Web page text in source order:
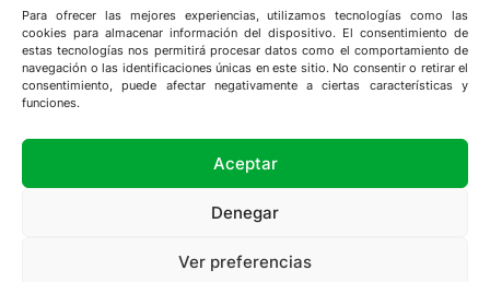
Para ofrecer las mejores experiencias, utilizamos tecnologías como las
cookies para almacenar información del dispositivo. El consentimiento de
estas tecnologías nos permitirá procesar datos como el comportamiento de
navegación o las identificaciones únicas en este sitio. No consentir o retirar el
consentimiento, puede afectar negativamente a ciertas características y
funciones.
Aceptar
Denegar
Ver preferencias
derechos reservados